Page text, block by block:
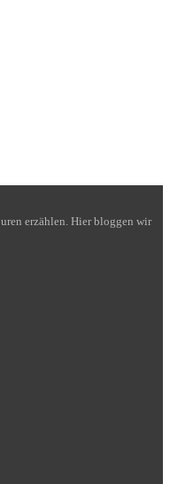
erzählen. Hier bloggen wir